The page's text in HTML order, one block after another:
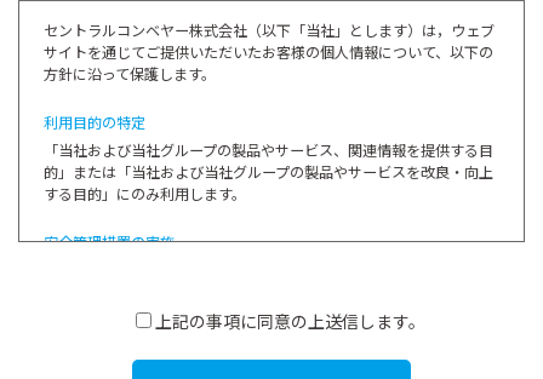
セントラルコンベヤー株式会社（以下「当社」とします）は，ウェブ
サイトを通じてご提供いただいたお客様の個人情報について、以下の
方針に沿って保護します。
利用目的の特定
「当社および当社グループの製品やサービス、関連情報を提供する目
的」または「当社および当社グループの製品やサービスを改良・向上
する目的」にのみ利用します。
安全管理措置の実施
以下に該当する場合を除き、第三者に対して個人情報を開示または提
上記の事項に同意の上送信します。